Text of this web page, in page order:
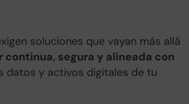
soluciones que vayan más allá
segura y alineada con
datos y activos digitales de tu